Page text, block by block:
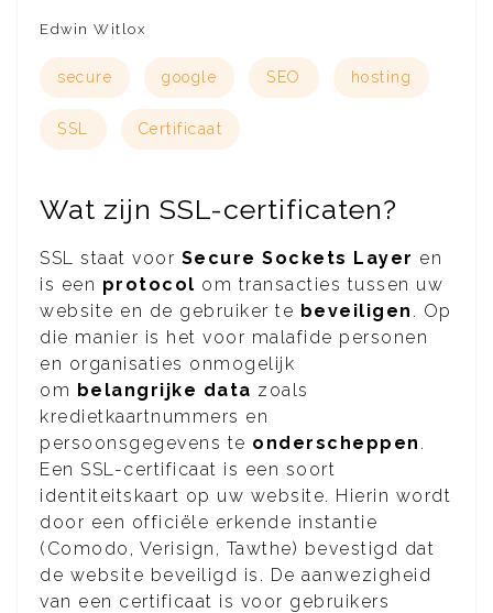
Edwin Witlox
secure google SEO hosting
SSL Certificaat
Wat zijn SSL-certificaten?
SSL staat voor Secure Sockets Layer en
is een protocol om transacties tussen uw
website en de gebruiker te beveiligen . Op
die manier is het voor malafide personen
en organisaties onmogelijk
om belangrijke data zoals
kredietkaartnummers en
persoonsgegevens te onderscheppen .
Een SSL-certificaat is een soort
identiteitskaart op uw website. Hierin wordt
door een officiële erkende instantie
(Comodo, Verisign, Tawthe) bevestigd dat
de website beveiligd is. De aanwezigheid
van een certificaat is voor gebruikers